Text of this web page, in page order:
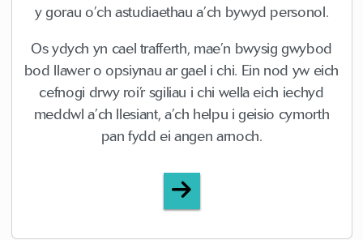
y gorau o’ch astudiaethau a’ch bywyd personol.
Os ydych yn cael trafferth, mae’n bwysig gwybod
bod llawer o opsiynau ar gael i chi. Ein nod yw eich
cefnogi drwy roi’r sgiliau i chi wella eich iechyd
meddwl a’ch llesiant, a’ch helpu i geisio cymorth
pan fydd ei angen arnoch.
Gwasanaethau Cymorth i